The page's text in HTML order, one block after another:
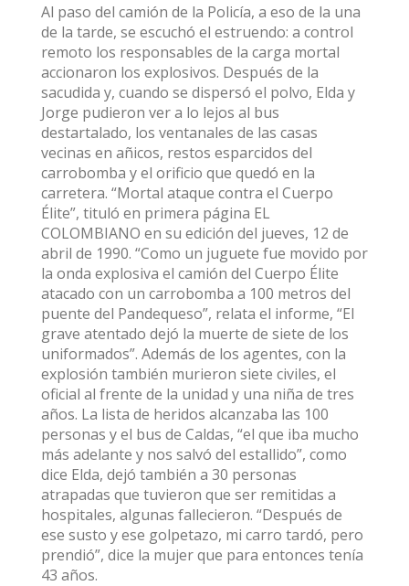
Al paso del camión de la Policía, a eso de la una
de la tarde, se escuchó el estruendo: a control
remoto los responsables de la carga mortal
accionaron los explosivos. Después de la
sacudida y, cuando se dispersó el polvo, Elda y
Jorge pudieron ver a lo lejos al bus
destartalado, los ventanales de las casas
vecinas en añicos, restos esparcidos del
carrobomba y el orificio que quedó en la
carretera. “Mortal ataque contra el Cuerpo
Élite”, tituló en primera página EL
COLOMBIANO en su edición del jueves, 12 de
abril de 1990. “Como un juguete fue movido por
la onda explosiva el camión del Cuerpo Élite
atacado con un carrobomba a 100 metros del
puente del Pandequeso”, relata el informe, “El
grave atentado dejó la muerte de siete de los
uniformados”. Además de los agentes, con la
explosión también murieron siete civiles, el
oficial al frente de la unidad y una niña de tres
años. La lista de heridos alcanzaba las 100
personas y el bus de Caldas, “el que iba mucho
más adelante y nos salvó del estallido”, como
dice Elda, dejó también a 30 personas
atrapadas que tuvieron que ser remitidas a
hospitales, algunas fallecieron. “Después de
ese susto y ese golpetazo, mi carro tardó, pero
prendió”, dice la mujer que para entonces tenía
43 años.